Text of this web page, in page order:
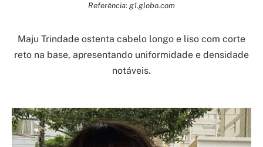
Referência: g1.globo.com
Maju Trindade ostenta cabelo longo e liso com corte
reto na base, apresentando uniformidade e densidade
notáveis.